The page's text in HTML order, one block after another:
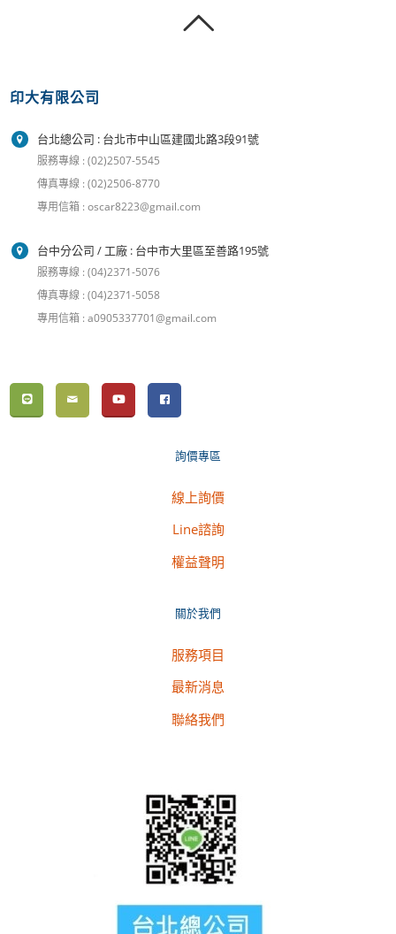
印大有限公司
台北總公司 : 台北市中山區建國北路3段91號
服務專線 : (02)2507-5545
傳真專線 : (02)2506-8770
專用信箱 : oscar8223@gmail.com
台中分公司 / 工廠 : 台中市大里區至善路195號
服務專線 : (04)2371-5076
傳真專線 : (04)2371-5058
專用信箱 : a0905337701@gmail.com
詢價專區
線上詢價
Line諮詢
權益聲明
關於我們
服務項目
最新消息
聯絡我們